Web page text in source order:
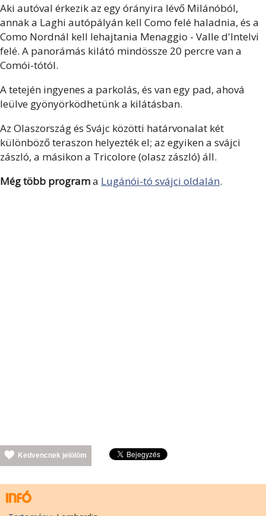
Aki autóval érkezik az egy órányira lévő Milánóból,
annak a Laghi autópályán kell Como felé haladnia, és a
Como Nordnál kell lehajtania Menaggio - Valle d'Intelvi
felé. A panorámás kilátó mindössze 20 percre van a
Comói-tótól.
A tetején ingyenes a parkolás, és van egy pad, ahová
leülve gyönyörködhetünk a kilátásban.
Az Olaszország és Svájc közötti határvonalat két
különböző teraszon helyezték el; az egyiken a svájci
zászló, a másikon a Tricolore (olasz zászló) áll.
Még több programa Lugánói-tó svájci oldalán.
Kedvencnek jelölöm